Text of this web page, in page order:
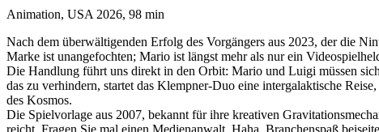
Animation, USA 2026, 98 min
Nach dem überwältigenden Erfolg des Vorgängers aus 2023, der die
Marke ist unangefochten; Mario ist längst mehr als nur ein
Die Handlung führt uns direkt in den Orbit: Mario und Luigi müssen
das zu verhindern, startet das Klempner-Duo eine intergalaktische
des Kosmos.
Die Spielvorlage aus 2007, bekannt für ihre kreativen
reicht. Fragen Sie mal einen Medienanwalt. Haha, Branchenspaß